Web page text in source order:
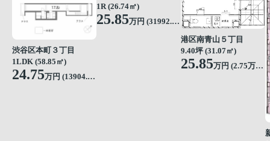
渋谷区本町３丁目
1LDK (58.85㎡)
24.75万円 (13904.49円/坪)
1R (26.74㎡)
25.85万円 (31992.57円/坪)
港区南青山５丁目
9.40坪 (31.07㎡)
25.85万円 (2.75万円/坪)